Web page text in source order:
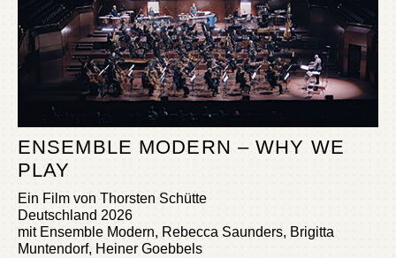
ENSEMBLE MODERN – WHY WE
PLAY
Ein Film von Thorsten Schütte
Deutschland 2026
mit Ensemble Modern, Rebecca Saunders, Brigitta
Muntendorf, Heiner Goebbels